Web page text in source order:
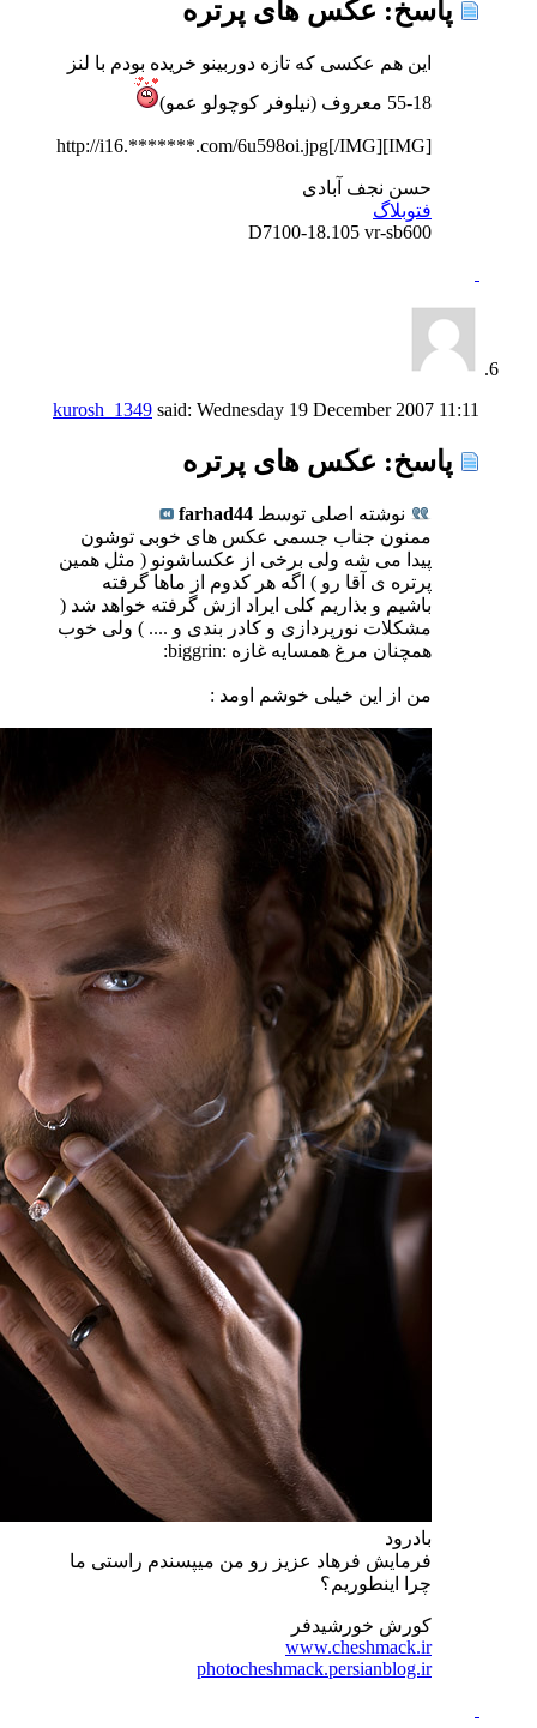
پاسخ: عكس های پرتره
این هم عكسی كه تازه دوربینو خریده بودم با لنز
18-55 معروف (نیلوفر كوچولو عمو)
[IMG]http://i16.*******.com/6u598oi.jpg[/IMG]
حسن نجف آبادی
فتوبلاگ
D7100-18.105 vr-sb600
kurosh_1349 said: Wednesday 19 December 2007 11:11
پاسخ: عكس های پرتره
نوشته اصلی توسط farhad44
ممنون جناب جسمی عكس های خوبی توشون
پیدا می شه ولی برخی از عكساشونو ( مثل همین
پرتره ی آقا رو ) اگه هر كدوم از ماها گرفته
باشیم و بذاریم كلی ایراد ازش گرفته خواهد شد (
مشكلات نورپردازی و كادر بندی و .... ) ولی خوب
همچنان مرغ همسایه غازه :biggrin:
من از این خیلی خوشم اومد :
بادرود
فرمایش فرهاد عزیز رو من میپسندم راستی ما
چرا اینطوریم؟
كورش خورشیدفر
www.cheshmack.ir
photocheshmack.persianblog.ir